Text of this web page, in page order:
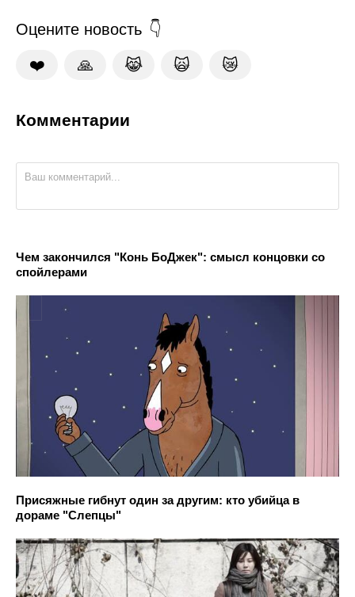
Оцените новость
❤️ 🙏 😹 🙀 😿
Комментарии
Чем закончился "Конь БоДжек": смысл концовки со
спойлерами
Присяжные гибнут один за другим: кто убийца в
дораме "Слепцы"